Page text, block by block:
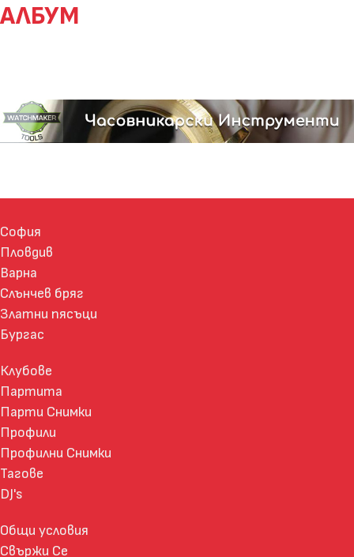
АЛБУМ
София
Пловдив
Варна
Слънчев бряг
Златни пясъци
Бургас
Клубове
Партита
Парти Снимки
Профили
Профилни Снимки
Тагове
DJ's
Общи условия
Свържи Се